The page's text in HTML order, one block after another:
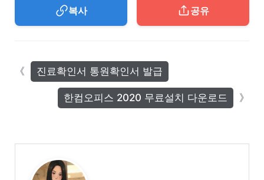
복사 공유
한컴오피스 2020 무료설치 다운로드
진료확인서 통원확인서 발급